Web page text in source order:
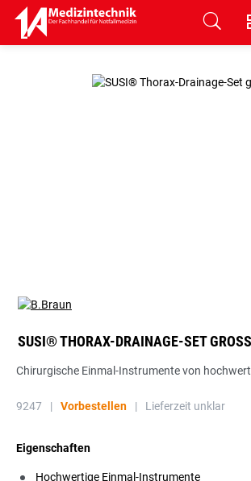
V
SUSI® THORAX-DRAINAGE-SET GROSS
Chirurgische Einmal-Instrumente von
9247 | Vorbestellen | Lieferzeit unklar
Eigenschaften
Hochwertige Einmal-Instrumente